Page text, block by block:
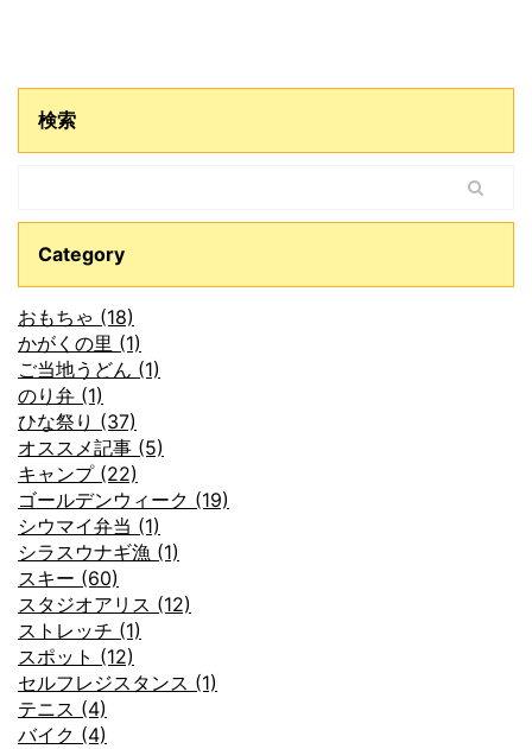
検索
Category
おもちゃ (18)
かがくの里 (1)
ご当地うどん (1)
のり弁 (1)
ひな祭り (37)
オススメ記事 (5)
キャンプ (22)
ゴールデンウィーク (19)
シウマイ弁当 (1)
シラスウナギ漁 (1)
スキー (60)
スタジオアリス (12)
ストレッチ (1)
スポット (12)
セルフレジスタンス (1)
テニス (4)
バイク (4)